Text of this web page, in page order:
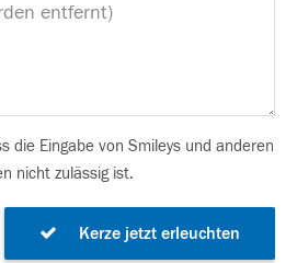
die Eingabe von Smileys und anderen
nicht zulässig ist.
Kerze jetzt erleuchten